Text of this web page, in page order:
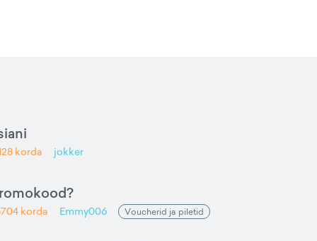
korda jokker
korda Emmy006 Voucherid ja piletid